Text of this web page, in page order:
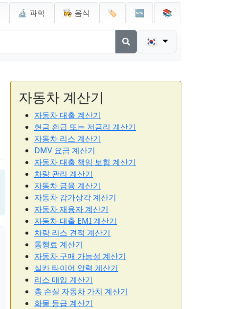
🔬 과학 👩‍🍳 음식 🏷️ 🆕 📚
🇰🇷
자동차 계산기
자동차 대출 계산기
현금 환급 또는 저금리 계산기
자동차 리스 계산기
DMV 요금 계산기
자동차 대출 책임 보험 계산기
차량 관리 계산기
자동차 금융 계산기
자동차 감가상각 계산기
자동차 재융자 계산기
자동차 대출 EMI 계산기
차량 리스 견적 계산기
통행료 계산기
자동차 구매 가능성 계산기
실카 타이어 압력 계산기
리스 매입 계산기
총 손실 자동차 가치 계산기
화물 등급 계산기